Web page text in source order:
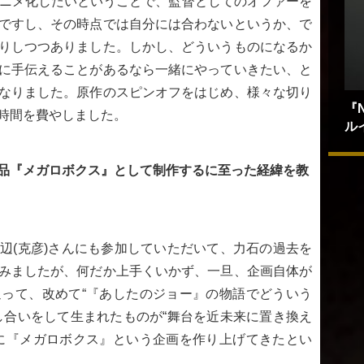
すし、その時点では自分には合わないというか、で
しつつありました。しかし、どういうものになるか
手伝えることがあるなら一緒にやっていきたい、と
りました。原作のスピンオフをはじめ、様々な切り
間を費やしました。
メガロボクス』として制作するに至った経緯を教
(克彦)さんにも参加していただいて、力石の過去を
ましたが、何だか上手くいかず、一旦、企画自体が
て、改めて“『あしたのジョー』の物語でどういう
いをして生まれたものが“舞台を近未来に置き換え
メガロボクス』という企画を作り上げてきたとい
ル